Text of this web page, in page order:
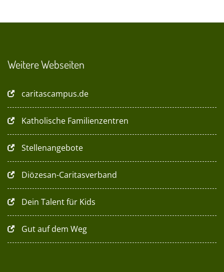
Weitere Webseiten
caritascampus.de
Katholische Familienzentren
Stellenangebote
Diözesan-Caritasverband
Dein Talent für Kids
Gut auf dem Weg